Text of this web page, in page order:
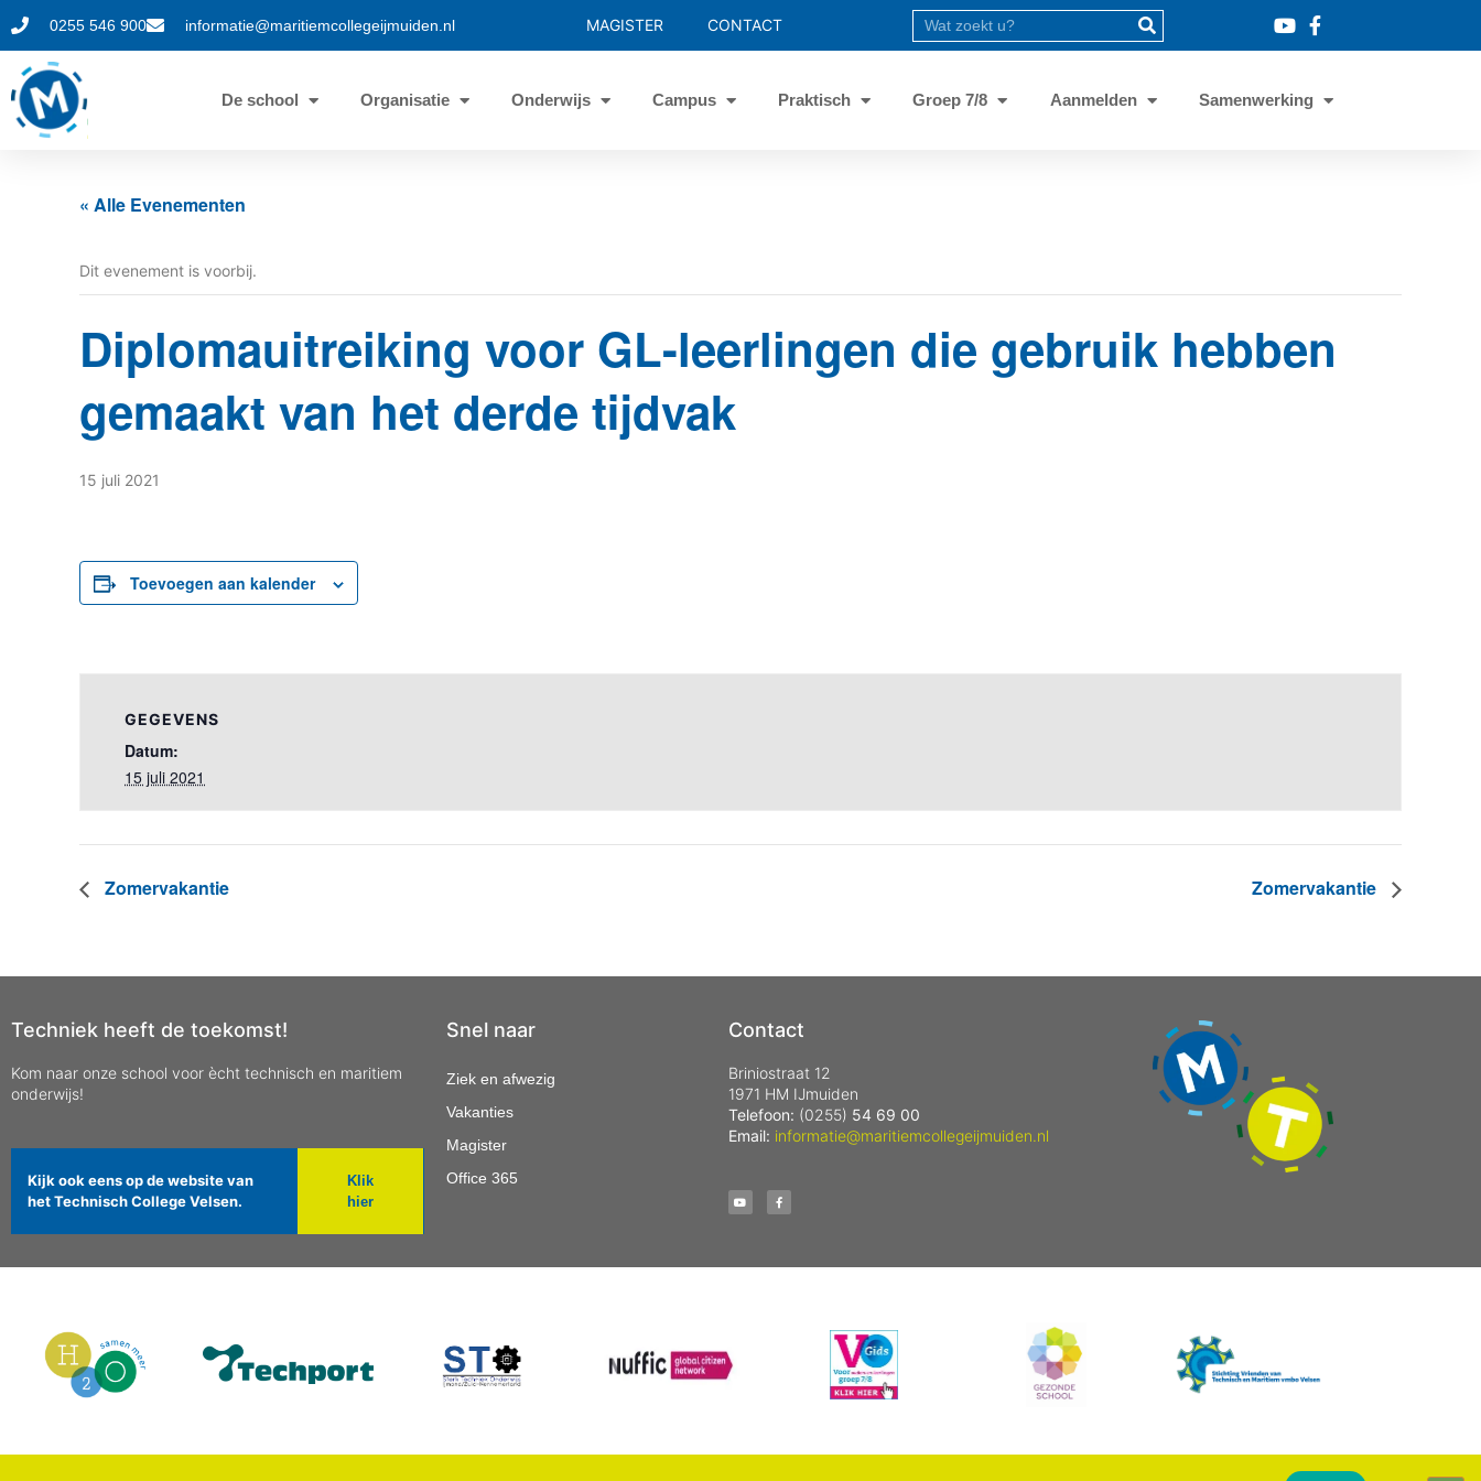
0255 546 900 informatie@maritiemcollegeijmuiden.nl MAGISTER CONTACT
De school Organisatie Onderwijs Campus Praktisch Groep 7/8 Aanmelden Samenwerking
« Alle Evenementen
Dit evenement is voorbij.
Diplomauitreiking voor GL-leerlingen die gebruik hebben
gemaakt van het derde tijdvak
15 juli 2021
Toevoegen aan kalender
GEGEVENS
Datum:
15 juli 2021
Zomervakantie Zomervakantie
Techniek heeft de toekomst!
Kom naar onze school voor ècht technisch en maritiem
onderwijs!
Kijk ook eens op de website van
het Technisch College Velsen.
Klik
hier
Snel naar
Ziek en afwezig
Vakanties
Magister
Office 365
Contact
Briniostraat 12
1971 HM IJmuiden
Telefoon: (0255) 54 69 00
Email: informatie@maritiemcollegeijmuiden.nl